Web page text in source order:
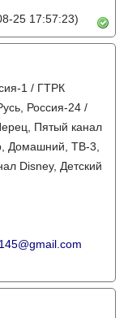
25 17:57:23)
1 / ГТРК
Россия-24 /
Пятый канал
Домашний, ТВ-3,
Disney, Детский